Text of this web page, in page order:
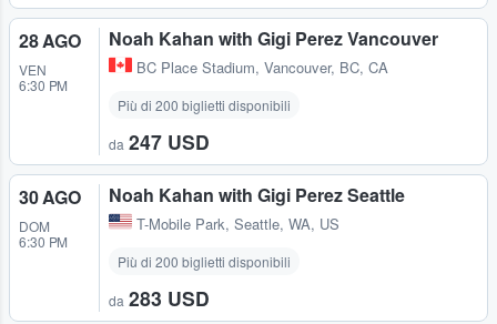
28 AGO
VEN
6:30 PM
Noah Kahan with Gigi Perez Vancouver
BC Place Stadium, Vancouver, BC, CA
Più di 200 biglietti disponibili
da 247 USD
30 AGO
DOM
6:30 PM
Noah Kahan with Gigi Perez Seattle
T-Mobile Park, Seattle, WA, US
Più di 200 biglietti disponibili
da 283 USD